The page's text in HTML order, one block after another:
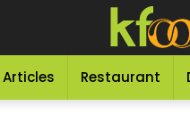
Articles Restaurant